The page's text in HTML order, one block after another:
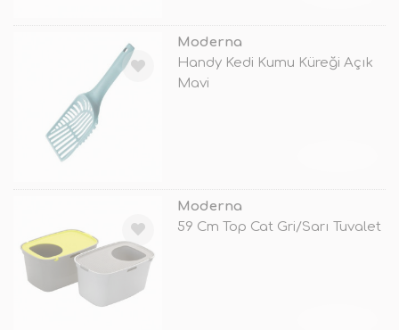
Moderna
Handy Kedi Kumu Küreği Açık
Mavi
Moderna
59 Cm Top Cat Gri/Sarı Tuvalet